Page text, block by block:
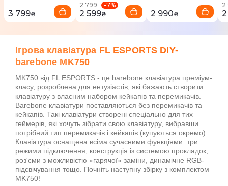
3 799₴
2 799 -7%
2 599₴ 2 990₴
2
Ігрова клавіатура FL ESPORTS DIY-
barebone MK750
MK750 від FL ESPORTS - це barebone клавіатура преміум-
класу, розроблена для ентузіастів, які бажають створити
клавіатуру з власним набором кейкапів та перемикачів.
Barebone клавіатури поставляються без перемикачів та
кейкапів. Такі клавіатури створені спеціально для тих
геймерів, які хочуть зібрати свою клавіатуру, вибравши
потрібний тип перемикачів і кейкапів (купуються окремо).
Клавіатура оснащена всіма сучасними функціями: три
режими підключення, конструкція із системою прокладок,
роз'єми з можливістю «гарячої» заміни, динамічне RGB-
підсвічування тощо. Почніть наступну збірку з комплектом
MK750!